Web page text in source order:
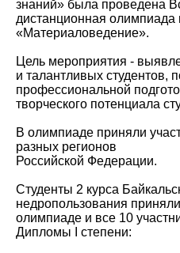
знаний» была проведена
дистанционная олимпиада
«Материаловедение».
Цель мероприятия -
и талантливых студентов,
профессиональной
творческого потенциала
В олимпиаде приняли
разных регионов
Российской Федерации.
Студенты 2 курса
недропользования
олимпиаде и все 10
Дипломы I степени: